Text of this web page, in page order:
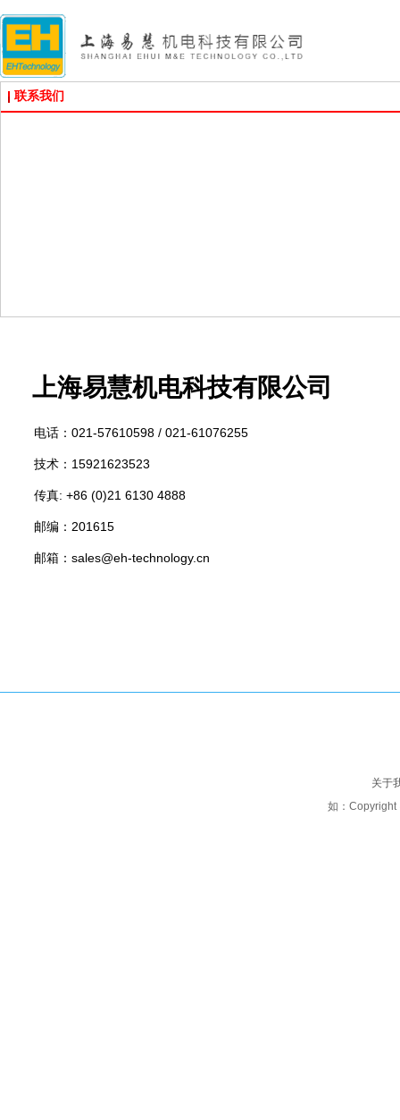
联系我们
电话： 021-57610598 / 021-61076255
技术：15921623523
传真: +86 (0)21 6130 4888
邮编：201615
邮箱：sales@eh-technology.cn
上海易慧机电科技有限公司
关于
如：Copyright